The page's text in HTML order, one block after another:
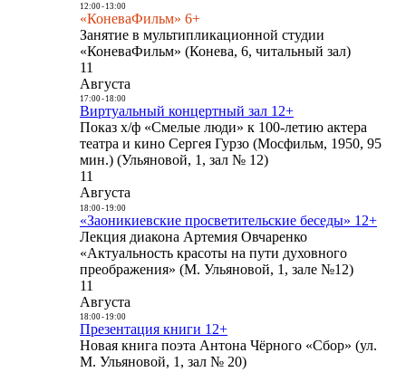
12:00- 13:00
«КоневаФильм» 6+
Занятие в мультипликационной студии
«КоневаФильм» (Конева, 6, читальный зал)
11
Августа
17:00- 18:00
Виртуальный концертный зал 12+
Показ х/ф «Смелые люди» к 100-летию актера
театра и кино Сергея Гурзо (Мосфильм, 1950, 95
мин.) (Ульяновой, 1, зал № 12)
11
Августа
18:00- 19:00
«Заоникиевские просветительские беседы» 12+
Лекция диакона Артемия Овчаренко
«Актуальность красоты на пути духовного
преображения» (М. Ульяновой, 1, зале №12)
11
Августа
18:00- 19:00
Презентация книги 12+
Новая книга поэта Антона Чёрного «Сбор» (ул.
М. Ульяновой, 1, зал № 20)